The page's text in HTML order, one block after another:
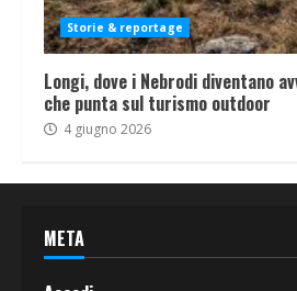
Storie & reportage
Longi, dove i Nebrodi diventano
che punta sul turismo outdoor
4 giugno 2026
META